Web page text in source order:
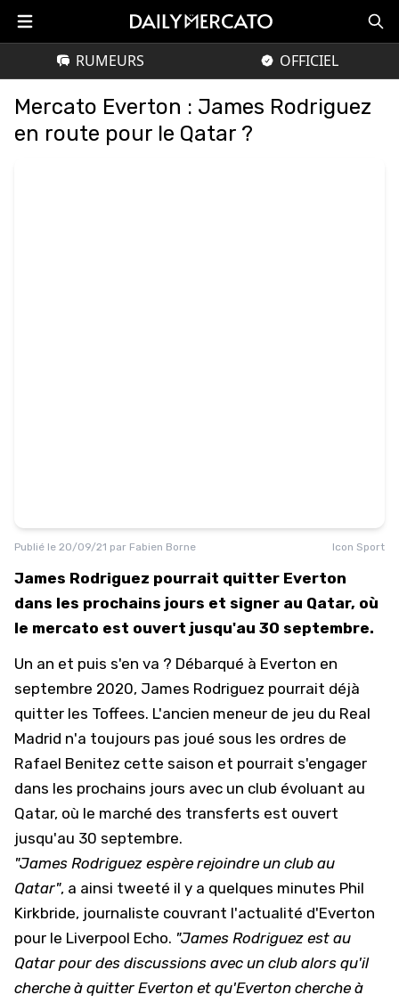
RUMEURS OFFICIEL
Mercato Everton : James Rodriguez
en route pour le Qatar ?
Publié le 20/09/21 par Fabien Borne Icon Sport
James Rodriguez pourrait quitter Everton
dans les prochains jours et signer au Qatar, où
le mercato est ouvert jusqu'au 30 septembre.
Un an et puis s'en va ? Débarqué à Everton en
septembre 2020, James Rodriguez pourrait déjà
quitter les Toffees. L'ancien meneur de jeu du Real
Madrid n'a toujours pas joué sous les ordres de
Rafael Benitez cette saison et pourrait s'engager
dans les prochains jours avec un club évoluant au
Qatar, où le marché des transferts est ouvert
jusqu'au 30 septembre.
"James Rodriguez espère rejoindre un club au
Qatar", a ainsi tweeté il y a quelques minutes Phil
Kirkbride, journaliste couvrant l'actualité d'Everton
pour le Liverpool Echo. "James Rodriguez est au
Qatar pour des discussions avec un club alors qu'il
cherche à quitter Everton et qu'Everton cherche à